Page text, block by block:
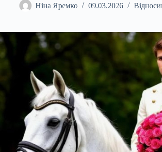
Ніна Яремко 09.03.2026